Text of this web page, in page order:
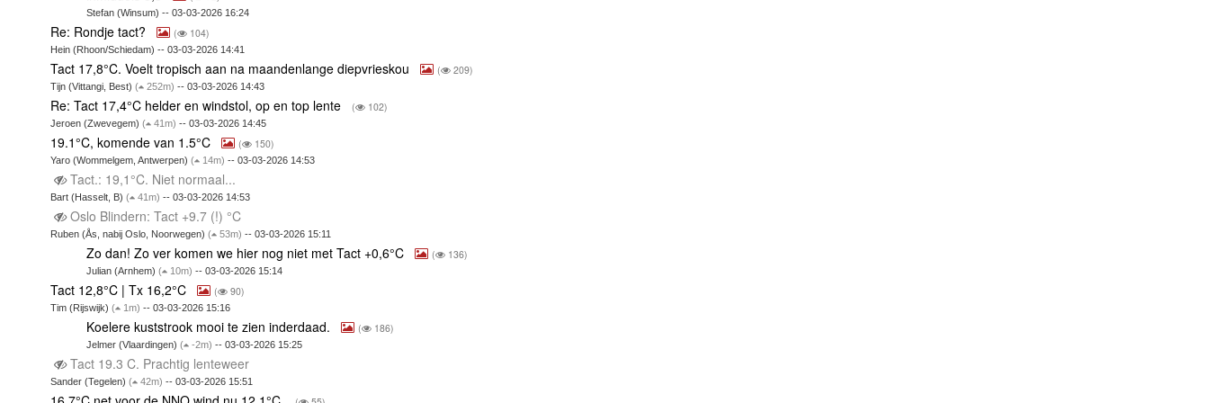
Stefan (Winsum) -- 03-03-2026 16:24
Re: Rondje tact? ( 104)
Hein (Rhoon/Schiedam) -- 03-03-2026 14:41
Tact 17,8°C. Voelt tropisch aan na maandenlange diepvrieskou ( 209)
Tijn (Vittangi, Best)( 252m) -- 03-03-2026 14:43
Re: Tact 17,4°C helder en windstol, op en top lente ( 102)
Jeroen (Zwevegem)( 41m) -- 03-03-2026 14:45
19.1°C, komende van 1.5°C ( 150)
Yaro (Wommelgem, Antwerpen)( 14m) -- 03-03-2026 14:53
Tact.: 19,1°C. Niet normaal...
Bart (Hasselt, B)( 41m) -- 03-03-2026 14:53
Oslo Blindern: Tact +9.7 (!) °C
Ruben (Ås, nabij Oslo, Noorwegen)( 53m) -- 03-03-2026 15:11
Zo dan! Zo ver komen we hier nog niet met Tact +0,6°C ( 136)
Julian (Arnhem) ( 10m) -- 03-03-2026 15:14
Tact 12,8°C | Tx 16,2°C ( 90)
Tim (Rijswijk)( 1m) -- 03-03-2026 15:16
Koelere kuststrook mooi te zien inderdaad. ( 186)
Jelmer (Vlaardingen) ( -2m) -- 03-03-2026 15:25
Tact 19.3 C. Prachtig lenteweer
Sander (Tegelen)( 42m) -- 03-03-2026 15:51